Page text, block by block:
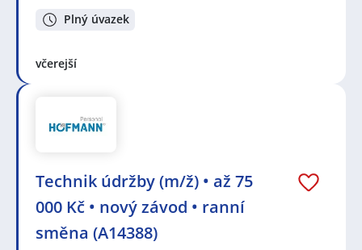
Plný úvazek
včerejší
Technik údržby (m/ž) • až 75
000 Kč • nový závod • ranní
směna (A14388)